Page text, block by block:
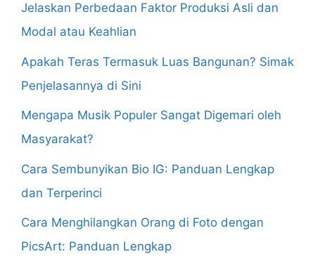
Jelaskan Perbedaan Faktor Produksi Asli dan
Modal atau Keahlian
Apakah Teras Termasuk Luas Bangunan? Simak
Penjelasannya di Sini
Mengapa Musik Populer Sangat Digemari oleh
Masyarakat?
Cara Sembunyikan Bio IG: Panduan Lengkap
dan Terperinci
Cara Menghilangkan Orang di Foto dengan
PicsArt: Panduan Lengkap